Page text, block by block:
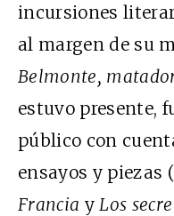
incursiones
al margen de su
Belmonte,
estuvo presente,
público con
ensayos y piezas
Francia y Los